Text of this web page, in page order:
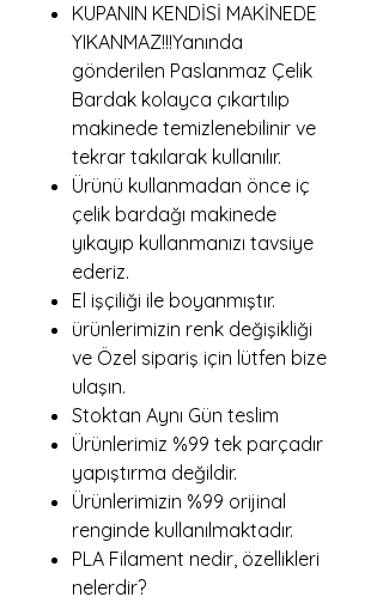
KUPANIN KENDİSİ MAKİNEDE
YIKANMAZ!!!Yanında
gönderilen Paslanmaz Çelik
Bardak kolayca çıkartılıp
makinede temizlenebilinir ve
tekrar takılarak kullanılır.
Ürünü kullanmadan önce iç
çelik bardağı makinede
yıkayıp kullanmanızı tavsiye
ederiz.
El işçiliği ile boyanmıştır.
ürünlerimizin renk değişikliği
ve Özel sipariş için lütfen bize
ulaşın.
Stoktan Aynı Gün teslim
Ürünlerimiz %99 tek parçadır
yapıştırma değildir.
Ürünlerimizin %99 orijinal
renginde kullanılmaktadır.
PLA Filament nedir, özellikleri
nelerdir?